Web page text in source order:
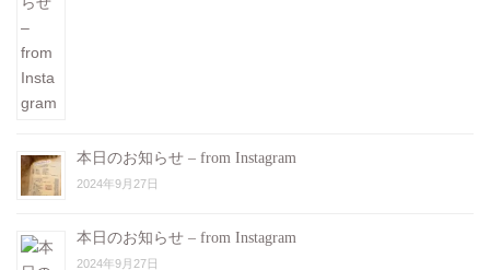
本日のお知らせ – from Instagram
2024年9月27日
本日のお知らせ – from Instagram
2024年9月27日